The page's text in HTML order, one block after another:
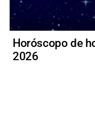
Horóscopo de
2026